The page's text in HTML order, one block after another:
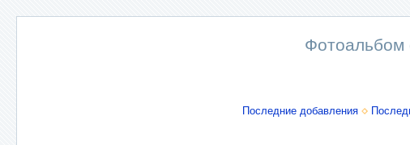
Последние добавления